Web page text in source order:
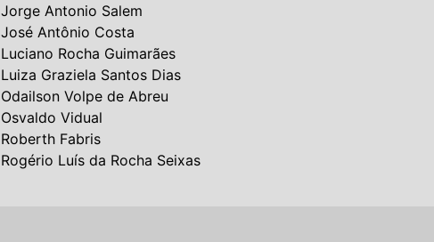
Jorge Antonio Salem
José Antônio Costa
Luciano Rocha Guimarães
Luiza Graziela Santos Dias
Odailson Volpe de Abreu
Osvaldo Vidual
Roberth Fabris
Rogério Luís da Rocha Seixas